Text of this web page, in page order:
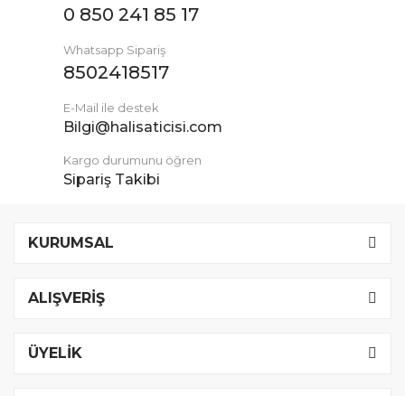
0 850 241 85 17
Whatsapp Sipariş
8502418517
E-Mail ile destek
Bilgi@halisaticisi.com
Kargo durumunu öğren
Sipariş Takibi
KURUMSAL
ALIŞVERİŞ
ÜYELİK